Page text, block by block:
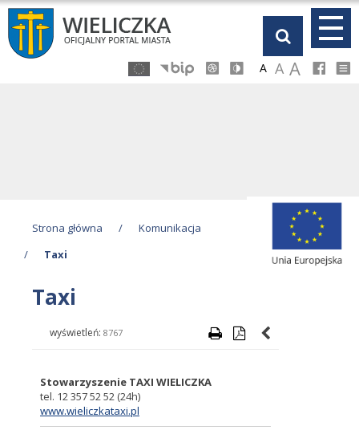
do
treści
do
do
do
A A A
Strona główna /
Komunikacja
/
Taxi
Taxi
wyświetleń: 8767
Stowarzyszenie TAXI WIELICZKA
tel. 12 357 52 52 (24h)
www.wieliczkataxi.pl